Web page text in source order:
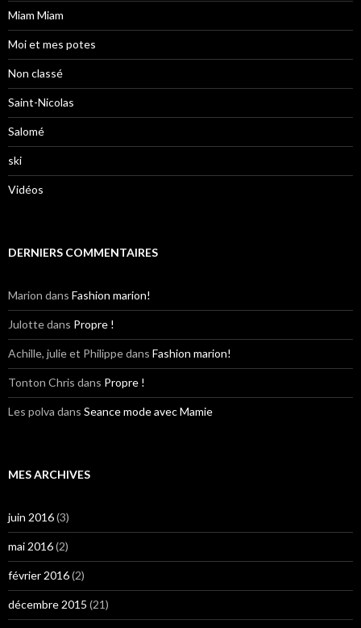
Miam Miam
Moi et mes potes
Non classé
Saint-Nicolas
Salomé
ski
Vidéos
DERNIERS COMMENTAIRES
Marion dans Fashion marion!
Julottedans Propre !
Achille, julie et Philippedans Fashion marion!
Tonton Chris dans Propre !
Les polva dans Seance mode avec Mamie
MES ARCHIVES
juin 2016(3)
mai 2016(2)
février 2016(2)
décembre 2015 (21)